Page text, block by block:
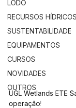
LODO
RECURSOS HÍDRICOS
SUSTENTABILIDADE
EQUIPAMENTOS
CURSOS
NOVIDADES
OUTROS
UGL Wetlands ETE
operação!